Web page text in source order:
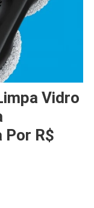
Vidro
Por R$